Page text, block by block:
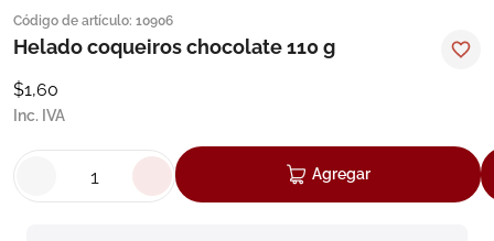
Código de artículo: 10906
Helado coqueiros chocolate 110 g
$1,60
Inc. IVA
Agregar
1. eucerin
cerave